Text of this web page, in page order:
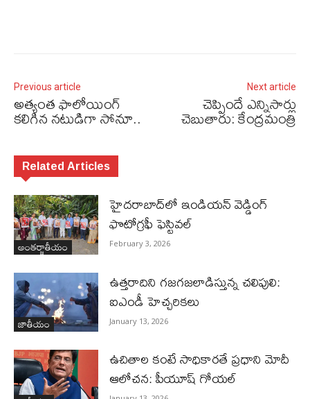
Previous article
అత్యంత ఫాలోయింగ్‌
కలిగిన నటుడిగా సోనూ..
Next article
చెప్పిందే ఎన్నిసార్లు
చెబుతారు: కేంద్రమంత్రి
Related Articles
అంతర్జాతీయం
హైదరాబాద్‌లో ఇండియన్ వెడ్డింగ్
ఫొటోగ్రఫీ ఫెస్టివల్
February 3, 2026
జాతీయం
ఉత్తరాదిని గజగజలాడిస్తున్న చలిపులి:
ఐఎండీ హెచ్చరికలు
January 13, 2026
ఉచితాల కంటే సాధికారతే ప్రధాని మోదీ
ఆలోచన: పీయూష్ గోయల్